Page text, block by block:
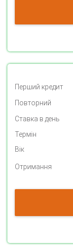
Перший кредит
Повторний
Ставка в день
Термін
Вік
Отримання